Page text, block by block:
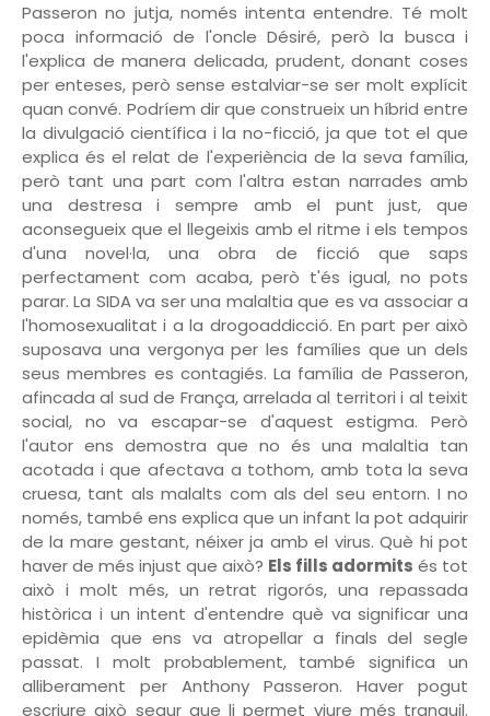
Passeron no jutja, només intenta entendre. Té molt
poca informació de l'oncle Désiré, però la busca i
l'explica de manera delicada, prudent, donant coses
per enteses, però sense estalviar-se ser molt explícit
quan convé. Podríem dir que construeix un híbrid entre
la divulgació científica i la no-ficció, ja que tot el que
explica és el relat de l'experiència de la seva família,
però tant una part com l'altra estan narrades amb
una destresa i sempre amb el punt just, que
aconsegueix que el llegeixis amb el ritme i els tempos
d'una novel·la, una obra de ficció que saps
perfectament com acaba, però t'és igual, no pots
parar. La SIDA va ser una malaltia que es va associar a
l'homosexualitat i a la drogoaddicció. En part per això
suposava una vergonya per les famílies que un dels
seus membres es contagiés. La família de Passeron,
afincada al sud de França, arrelada al territori i al teixit
social, no va escapar-se d'aquest estigma. Però
l'autor ens demostra que no és una malaltia tan
acotada i que afectava a tothom, amb tota la seva
cruesa, tant als malalts com als del seu entorn. I no
només, també ens explica que un infant la pot adquirir
de la mare gestant, néixer ja amb el virus. Què hi pot
haver de més injust que això? Els fills adormits és tot
això i molt més, un retrat rigorós, una repassada
històrica i un intent d'entendre què va significar una
epidèmia que ens va atropellar a finals del segle
passat. I molt probablement, també significa un
alliberament per Anthony Passeron. Haver pogut
escriure això segur que li permet viure més tranquil.